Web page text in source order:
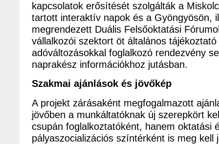
kapcsolatok erősítését szolgálták a
tartott interaktív napok és a Gyöngyösön,
megrendezett Duális Felsőoktatási
vállalkozói szektort öt általános
adóváltozásokkal foglalkozó rendezvény
naprakész információkhoz jutásban.
Szakmai ajánlások és jövőkép
A projekt zárásaként megfogalmazott
jövőben a munkáltatóknak új szerepkört
csupán foglalkoztatóként, hanem oktatási
pályaszocializációs színtérként is meg kell